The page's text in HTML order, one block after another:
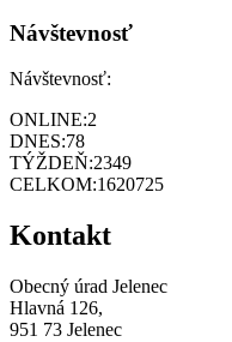
Návštevnosť
Návštevnosť:
ONLINE:2
DNES:78
TÝŽDEŇ:2349
CELKOM:1620725
Kontakt
Obecný úrad Jelenec
Hlavná 126,
951 73 Jelenec